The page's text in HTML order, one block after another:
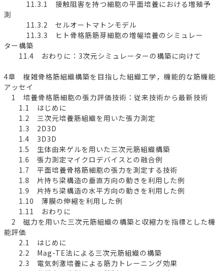
11.3.1 接触阻害を持つ細胞の平面培養における増殖予
測
11.3.2 セルオートマトンモデル
11.3.3 ヒト骨格筋筋芽細胞の増幅培養のシミュレー
ター構築
11.4 おわりに：3次元シミュレーターの構築に向けて
4章 複雑骨格筋組織構築を目指した組織工学，機能的な筋機能
アッセイ
1 培養骨格筋細胞の張力評価技術：従来技術から最新技術
1.1 はじめに
1.2 三次元培養筋組織を用いた張力測定
1.3 2D3D
1.4 3D3D
1.5 生体由来ゲルを用いた三次元筋組織構築
1.6 張力測定マイクロデバイスとの融合例
1.7 平面培養骨格筋細胞の張力を測定する技術
1.8 片持ち梁構造の垂直方向の動きを利用した例
1.9 片持ち梁構造の水平方向の動きを利用した例
1.10 薄膜の伸縮を利用した例
1.11 おわりに
2 磁力を用いた三次元筋組織の構築と収縮力を指標とした機
能評価
2.1 はじめに
2.2 Mag-TE法による三次元筋組織の構築
2.3 電気刺激培養による筋力トレーニング効果